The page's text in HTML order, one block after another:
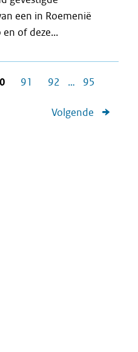
een in Roemenië
of deze...
91 92 … 95
Volgende